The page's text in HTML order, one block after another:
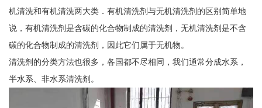
机清洗和有机清洗两大类．有机清洗剂与无机清洗剂的区别简单地
说，有机清洗剂是含碳的化合物制成的清洗剂，无机清洗剂是不含
碳的化合物制成的清洗剂，因此它们属于无机物。
清洗剂的分类方法也很多，各国都不尽相同，我们通常分成水系，
半水系、非水系清洗剂。